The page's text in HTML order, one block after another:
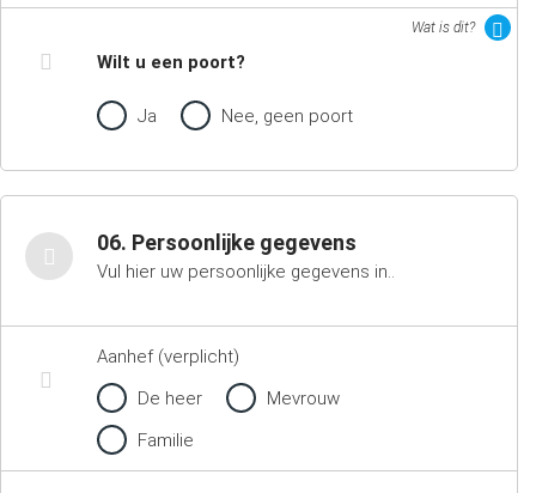
Wat is dit?
Wilt u een poort?
Ja Nee, geen poort
06. Persoonlijke gegevens
Vul hier uw persoonlijke gegevens in..
Aanhef (verplicht)
De heer
Mevrouw
Familie